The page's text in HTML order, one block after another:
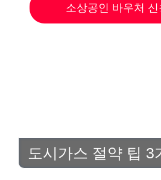
소상공인 바우처
도시가스 절약 팁 3